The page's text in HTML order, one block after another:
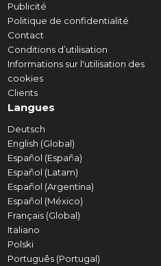
Publicité
Politique de confidentialité
Contact
Conditions d’utilisation
Informations sur l'utilisation des
cookies
Clients
Langues
Deutsch
English (Global)
Español (España)
Español (Latam)
Español (Argentina)
Español (México)
Français (Global)
Italiano
Polski
Português (Portugal)